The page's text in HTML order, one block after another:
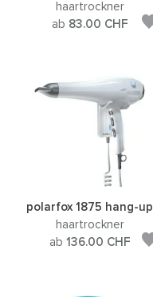
haartrockner
ab 83.00 CHF
polarfox 1875 hang-up
haartrockner
ab 136.00 CHF